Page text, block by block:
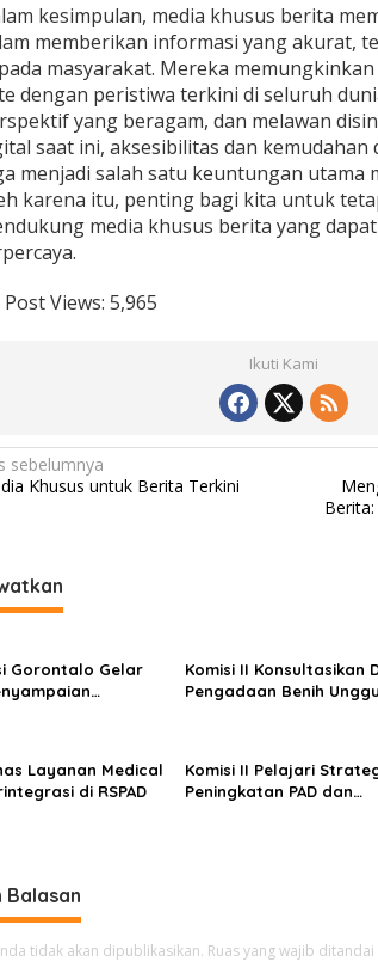
kesimpulan, media khusus berita
memberikan informasi yang akurat,
masyarakat. Mereka
dengan peristiwa terkini di seluruh
yang beragam, dan melawan
saat ini, aksesibilitas dan kemudahan
menjadi salah satu keuntungan utama
karena itu, penting bagi kita untuk
media khusus berita yang
Post Views: 5,965
Ikuti Kami
sebelumnya
Khusus untuk Berita Terkini
Gorontalo Gelar
Komisi II Konsultasikan
Pengadaan Benih
Layanan Medical
di RSPAD
Komisi II Pelajari
Peningkatan PAD dan
tidak akan dipublikasikan. Ruas yang wajib ditandai